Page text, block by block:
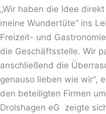
„Wir haben die Idee
meine Wundertüte“ ins
Freizeit- und
die Geschäftsstelle. Wir
anschließend die
genauso lieben wie wir“,
den beteiligten Firmen
Drolshagen eG zeigte